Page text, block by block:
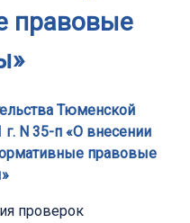
правовые
Тюменской
г. N 35-п «О внесении
правовые
проверок